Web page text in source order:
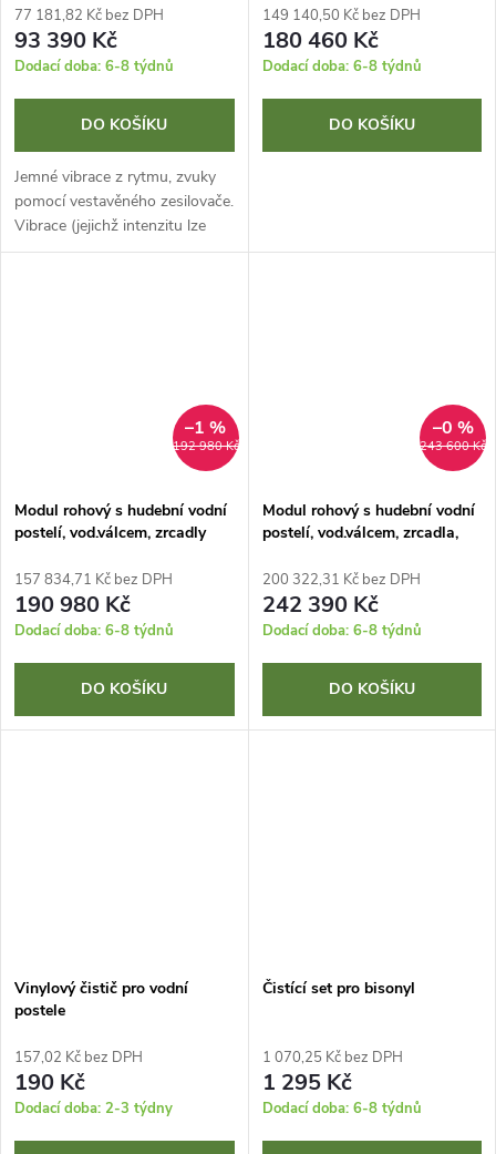
77 181,82 Kč bez DPH
93 390 Kč
Dodací doba: 6-8 týdnů
DO KOŠÍKU
Jemné vibrace z rytmu, zvuky
pomocí vestavěného zesilovače.
Vibrace (jejichž intenzitu lze
podle potřeby upravit pomocí
149 140,50 Kč bez DPH
180 460 Kč
Dodací doba: 6-8 týdnů
DO KOŠÍKU
192 980 Kč
–1 %
Modul rohový s hudební vodní
postelí, vod.válcem, zrcadly
157 834,71 Kč bez DPH
190 980 Kč
Dodací doba: 6-8 týdnů
DO KOŠÍKU
243 600 Kč
–0 %
Modul rohový s hudební vodní
postelí, vod.válcem, zrcadla,
160x440x175cm
200 322,31 Kč bez DPH
242 390 Kč
Dodací doba: 6-8 týdnů
DO KOŠÍKU
Vinylový čistič pro vodní
postele
157,02 Kč bez DPH
190 Kč
Dodací doba: 2-3 týdny
Čistící set pro bisonyl
1 070,25 Kč bez DPH
1 295 Kč
Dodací doba: 6-8 týdnů